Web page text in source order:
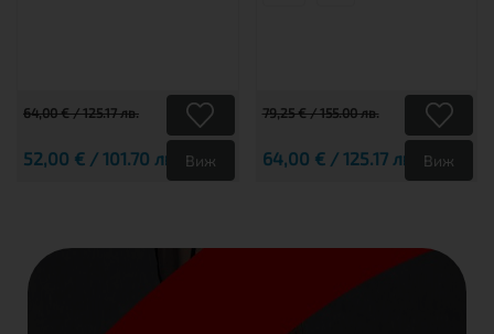
64,00 € / 125.17 лв.
52,00 € / 101.70 лв. Виж
79,25 € / 155.00 лв.
64,00 € / 125.17 лв. Виж